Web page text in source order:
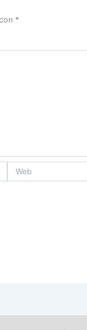
*